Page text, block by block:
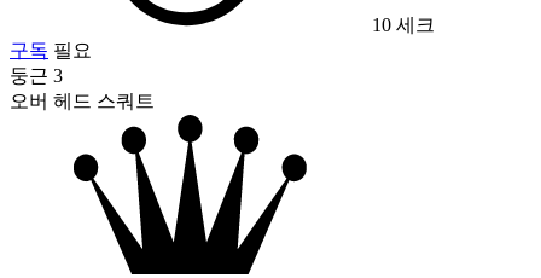
10 세크
구독 필요
둥근 3
오버 헤드 스쿼트